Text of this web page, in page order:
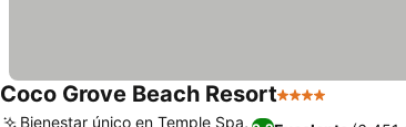
Coco Grove Beach Resort4 Estrellas
Bienestar único en Temple Spa,